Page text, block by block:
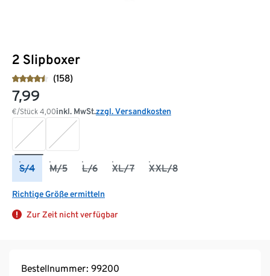
2 Slipboxer
(158)
7,99
€/Stück 4,00inkl. MwSt.zzgl. Versandkosten
S/4 M/5 L/6 XL/7 XXL/8
Richtige Größe ermitteln
Zur Zeit nicht verfügbar
Bestellnummer: 99200